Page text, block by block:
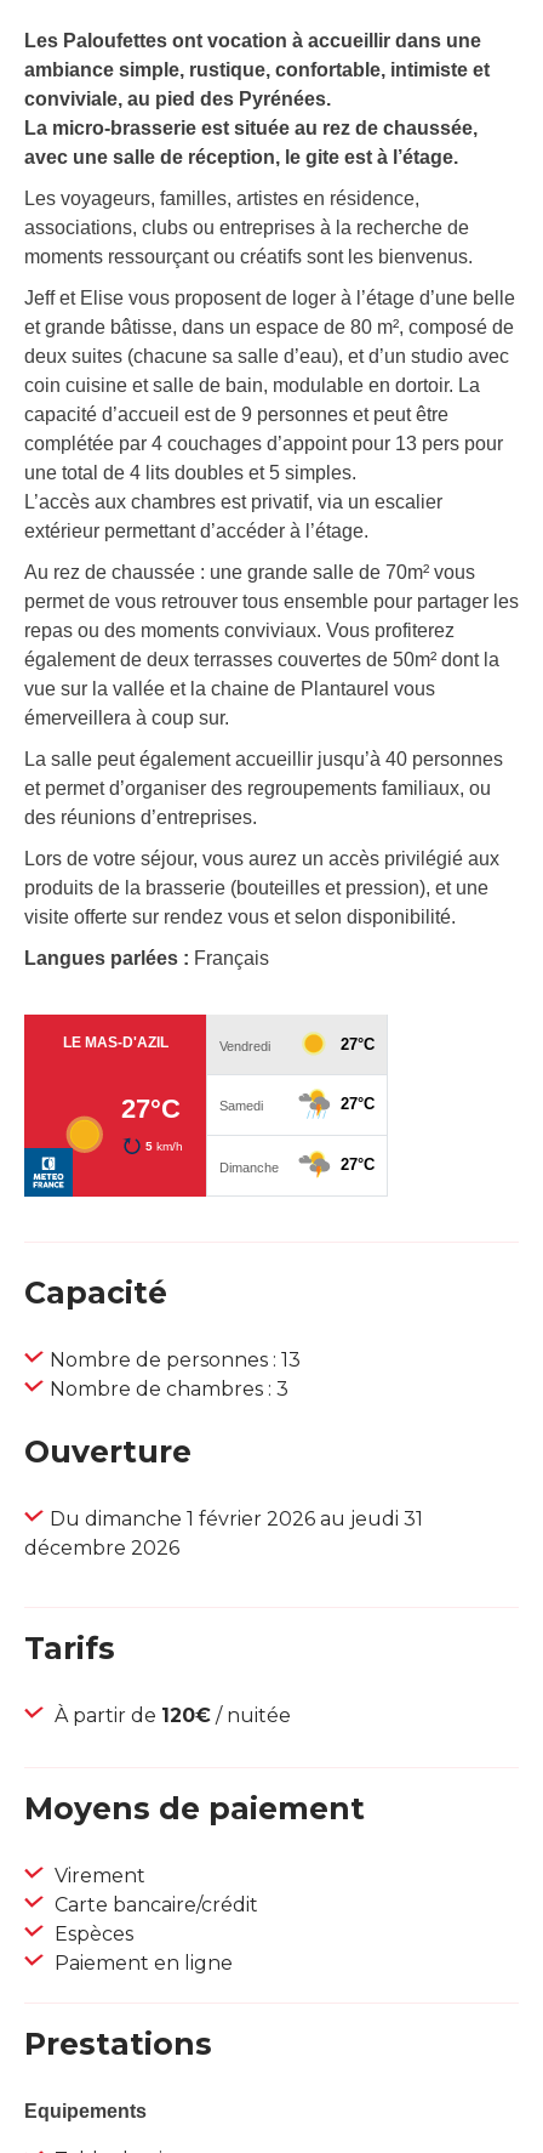
Les Paloufettes ont vocation à accueillir dans une
ambiance simple, rustique, confortable, intimiste et
conviviale, au pied des Pyrénées.
La micro-brasserie est située au rez de chaussée,
avec une salle de réception, le gite est à l’étage.
Les voyageurs, familles, artistes en résidence,
associations, clubs ou entreprises à la recherche de
moments ressourçant ou créatifs sont les bienvenus.
Jeff et Elise vous proposent de loger à l’étage d’une belle
et grande bâtisse, dans un espace de 80 m², composé de
deux suites (chacune sa salle d’eau), et d’un studio avec
coin cuisine et salle de bain, modulable en dortoir. La
capacité d’accueil est de 9 personnes et peut être
complétée par 4 couchages d’appoint pour 13 pers pour
une total de 4 lits doubles et 5 simples.
L’accès aux chambres est privatif, via un escalier
extérieur permettant d’accéder à l’étage.
Au rez de chaussée : une grande salle de 70m² vous
permet de vous retrouver tous ensemble pour partager les
repas ou des moments conviviaux. Vous profiterez
également de deux terrasses couvertes de 50m² dont la
vue sur la vallée et la chaine de Plantaurel vous
émerveillera à coup sur.
La salle peut également accueillir jusqu’à 40 personnes
et permet d’organiser des regroupements familiaux, ou
des réunions d’entreprises.
Lors de votre séjour, vous aurez un accès privilégié aux
produits de la brasserie (bouteilles et pression), et une
visite offerte sur rendez vous et selon disponibilité.
Langues parlées : Français
Capacité
Nombre de personnes : 13
Nombre de chambres : 3
Ouverture
Du dimanche 1 février 2026 au jeudi 31
décembre 2026
Tarifs
À partir de 120€ / nuitée
Moyens de paiement
Virement
Carte bancaire/crédit
Espèces
Paiement en ligne
Prestations
Equipements